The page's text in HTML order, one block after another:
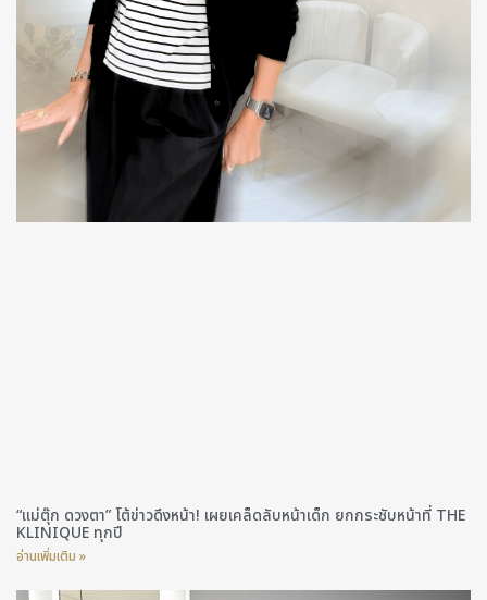
“แม่ตุ๊ก ดวงตา” โต้ข่าวดึงหน้า! เผยเคล็ดลับหน้าเด็ก ยกกระชับหน้าที่ THE
KLINIQUE ทุกปี
อ่านเพิ่มเติม »